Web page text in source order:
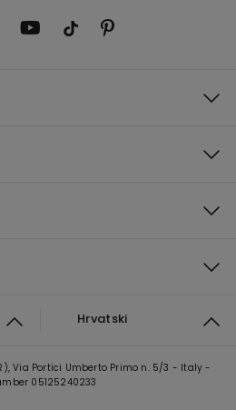
Hrvatski
Via Portici Umberto Primo n. 5/3 - Italy -
05125240233